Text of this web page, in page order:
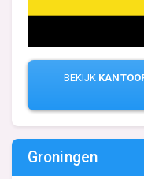
BEKIJK
Groningen